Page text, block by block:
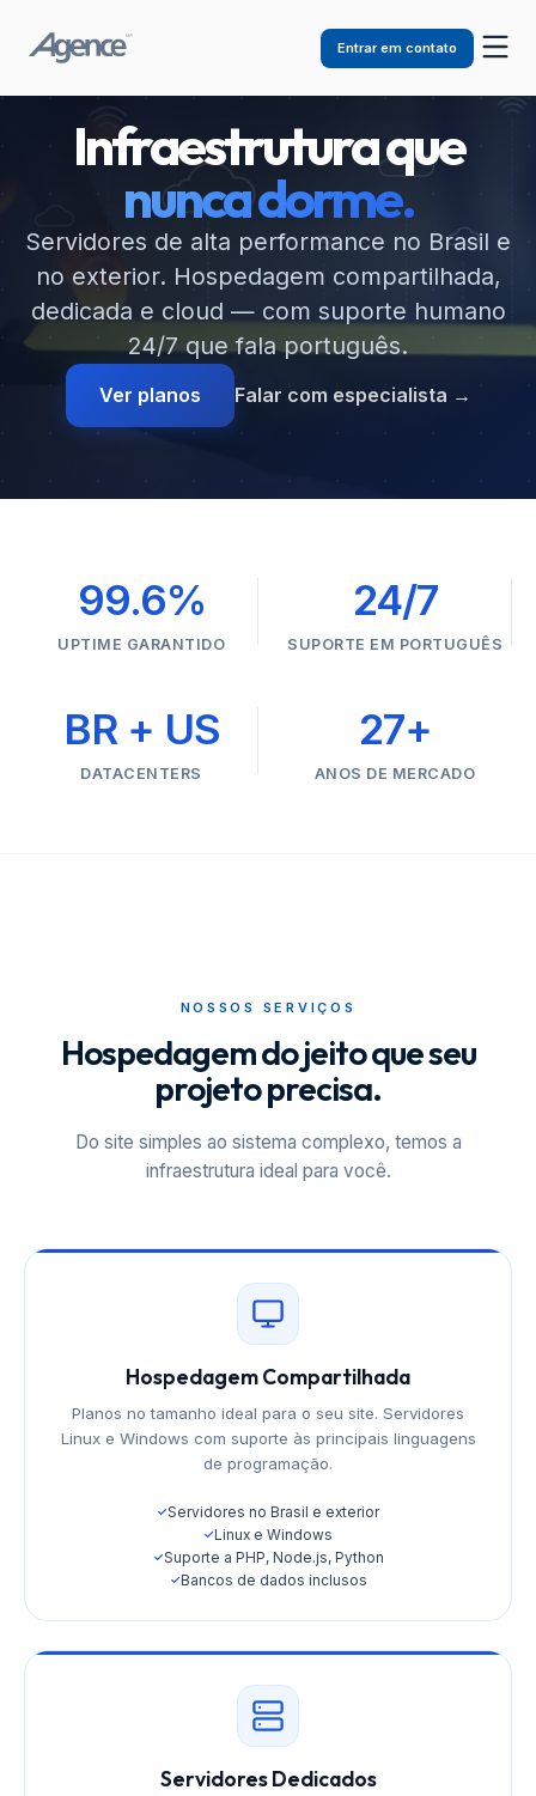
Entrar em contato
Infraestrutura que
nunca dorme.
Servidores de alta performance no Brasil e
no exterior. Hospedagem compartilhada,
dedicada e cloud — com suporte humano
24/7 que fala português.
Ver planos Falar com especialista →
99.6%
UPTIME GARANTIDO
24/7
SUPORTE EM PORTUGUÊS
BR + US
DATACENTERS
27+
ANOS DE MERCADO
NOSSOS SERVIÇOS
Hospedagem do jeito que seu
projeto precisa.
Do site simples ao sistema complexo, temos a
infraestrutura ideal para você.
Hospedagem Compartilhada
Planos no tamanho ideal para o seu site. Servidores
Linux e Windows com suporte às principais linguagens
de programação.
✓Servidores no Brasil e exterior
✓Linux e Windows
✓Suporte a PHP, Node.js, Python
✓Bancos de dados inclusos
Servidores Dedicados